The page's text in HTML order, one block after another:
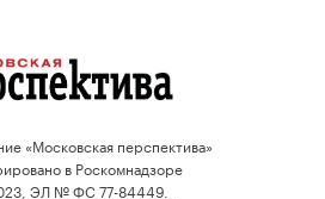
«Московская перспектива»
в Роскомнадзоре
ЭЛ № ФС 77-84449.